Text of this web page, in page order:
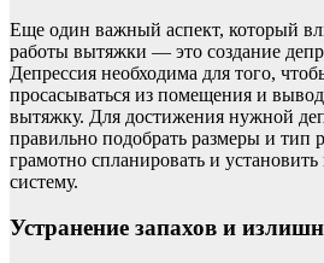
Еще один важный аспект, который
работы вытяжки — это создание
Депрессия необходима для того,
просасываться из помещения и
вытяжку. Для достижения нужной
правильно подобрать размеры и тип
грамотно спланировать и
систему.
Устранение запахов и